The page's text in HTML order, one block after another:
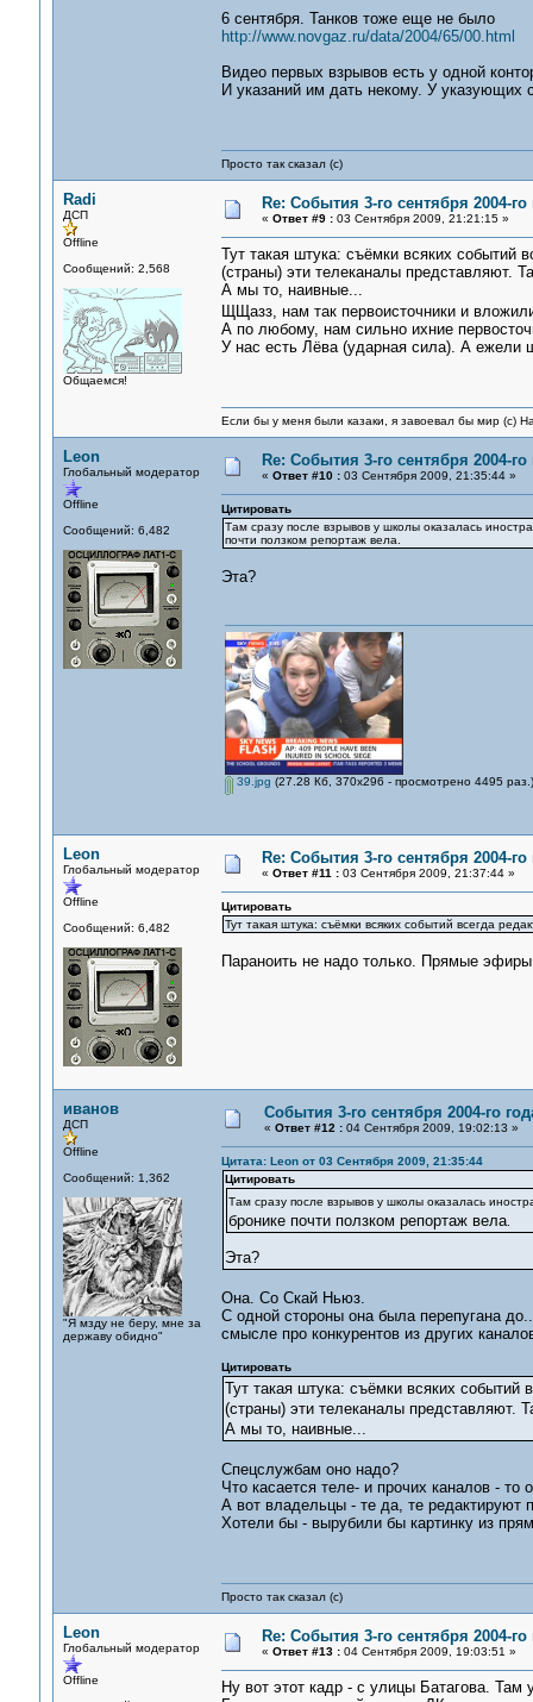
6 сентября. Танков тоже еще не было
http://www.novgaz.ru/data/2004/65/00.html
Видео первых взрывов есть у одной
И указаний им дать некому. У указующих
Просто так сказал (с)
Radi
ДСП
Offline
Сообщений: 2,568
Общаемся!
Re: События 3-го сентября 2004-
« Ответ #9 :03 Сентября 2009, 21:21:15 »
Тут такая штука: съёмки всяких событий
(страны) эти телеканалы представляют.
А мы то, наивные...
ЩЩазз, нам так первоисточники и
А по любому, нам сильно ихние
У нас есть Лёва (ударная сила). А
Если бы у меня были казаки, я завоевал бы мир (с)
Leon
Глобальный модератор
Offline
Сообщений: 6,482
Re: События 3-го сентября 2004-
« Ответ #10 :03 Сентября 2009, 21:35:44 »
Цитировать
Там сразу после взрывов у школы оказалась
почти ползком репортаж вела.
Эта?
39.jpg (27.28 Кб, 370x296 - просмотрено 4495 раз.)
Leon
Глобальный модератор
Offline
Сообщений: 6,482
Re: События 3-го сентября 2004-
« Ответ #11 :03 Сентября 2009, 21:37:44 »
Цитировать
Тут такая штука: съёмки всяких событий всегда
Параноить не надо только. Прямые
иванов
ДСП
Offline
Сообщений: 1,362
"Я мзду не беру, мне за
державу обидно"
События 3-го сентября 2004-го
« Ответ #12 :04 Сентября 2009, 19:02:13 »
Цитата: Leon от 03 Сентября 2009, 21:35:44
Цитировать
Там сразу после взрывов у школы оказалась
бронике почти ползком репортаж вела.
Эта?
Она. Со Скай Ньюз.
С одной стороны она была перепугана
смысле про конкурентов из других
Цитировать
Тут такая штука: съёмки всяких
(страны) эти телеканалы представляют.
А мы то, наивные...
Спецслужбам оно надо?
Что касается теле- и прочих каналов -
А вот владельцы - те да, те редактируют
Хотели бы - вырубили бы картинку из
Просто так сказал (с)
Leon
Глобальный модератор
Offline
Re: События 3-го сентября 2004-
« Ответ #13 :04 Сентября 2009, 19:03:51 »
Ну вот этот кадр - с улицы Батагова. Там